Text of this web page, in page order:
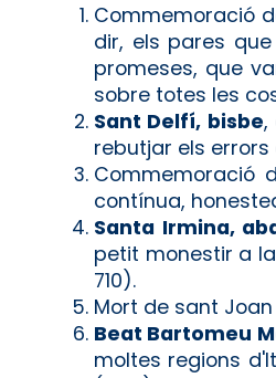
Commemoració
dir, els pares
promeses, que
sobre totes les
Sant Delfí, bisbe,
rebutjar els errors
Commemoració
contínua,
Santa Irmina,
petit monestir a
710).
Mort de sant
Beat Bartomeu
moltes regions